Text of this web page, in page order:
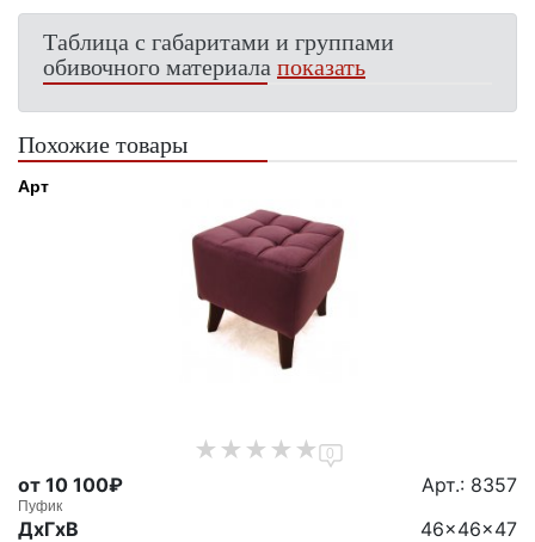
Таблица с габаритами и группами
обивочного материалапоказать
Похожие товары
Арт
0
от 10 100₽ Арт.: 8357
Пуфик
ДxГxВ 46x46x47